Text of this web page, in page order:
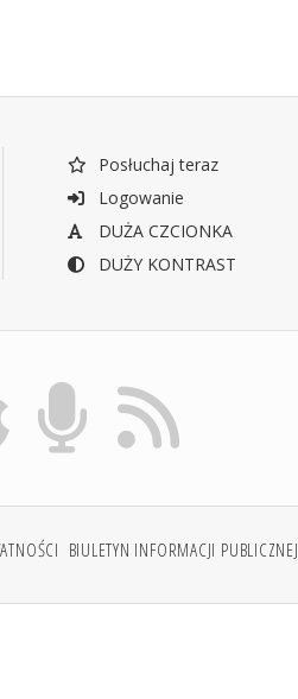
Posłuchaj teraz
Logowanie
DUŻA CZCIONKA
DUŻY KONTRAST
BIULETYN INFORMACJI PUBLICZNEJ